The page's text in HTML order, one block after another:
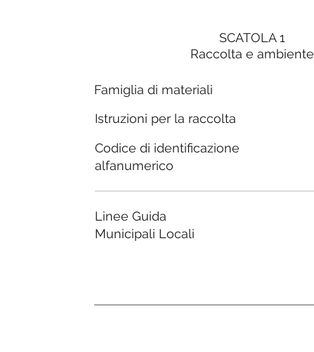
SCATOLA 1
Raccolta e ambiente
Famiglia di materiali
Istruzioni per la raccolta
Codice di identificazione
alfanumerico
Linee Guida
Municipali Locali